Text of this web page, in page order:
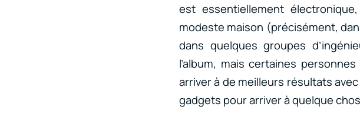
est essentiellement
modeste maison (précisément,
dans quelques groupes
l’album, mais certaines
arriver à de meilleurs résultats
gadgets pour arriver à quelque